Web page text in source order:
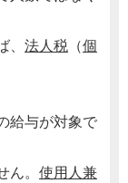
法人税 （個
給与が対象で
。 使用人兼